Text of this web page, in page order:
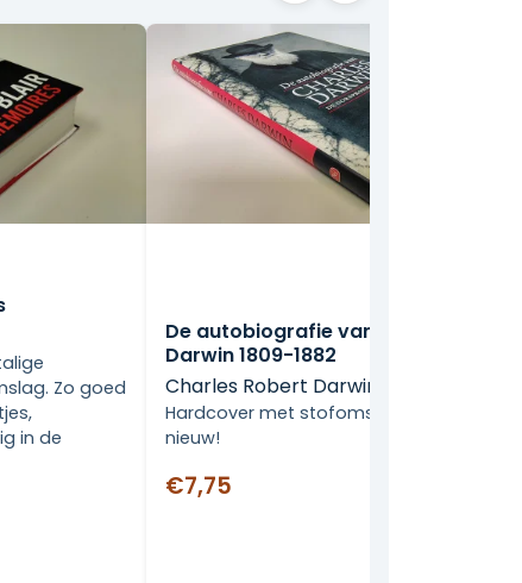
Zo goed
in de
De autobiografie van Charles
Darwin 1809-1882
Charles Robert Darwin
Hardcover met stofomslag, als
nieuw!
€7,75